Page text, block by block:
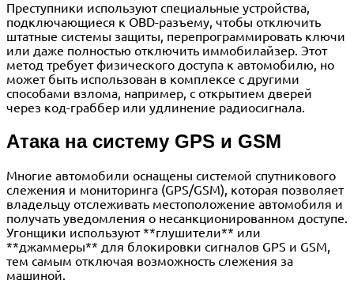
Преступники используют специальные устройства,
подключающиеся к OBD-разъему, чтобы отключить
штатные системы защиты, перепрограммировать ключи
или даже полностью отключить иммобилайзер. Этот
метод требует физического доступа к автомобилю, но
может быть использован в комплексе с другими
способами взлома, например, с открытием дверей
через код-граббер или удлинение радиосигнала.
Атака на систему GPS и GSM
Многие автомобили оснащены системой спутникового
слежения и мониторинга (GPS/GSM), которая позволяет
владельцу отслеживать местоположение автомобиля и
получать уведомления о несанкционированном доступе.
Угонщики используют **глушители** или
**джаммеры** для блокировки сигналов GPS и GSM,
тем самым отключая возможность слежения за
машиной.